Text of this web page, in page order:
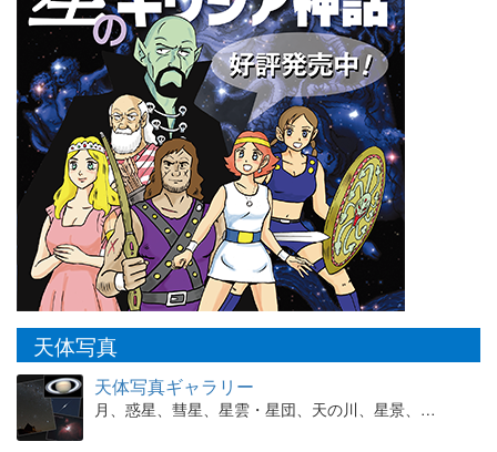
天体写真
天体写真ギャラリー
月、惑星、彗星、星雲・星団、天の川、星景、…